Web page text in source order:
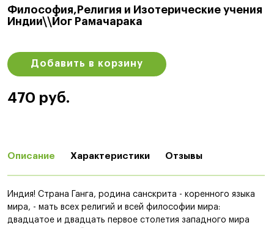
Философия,Религия и Изотерические учения
Индии\\Йог Рамачарака
Добавить в корзину
470 руб.
Описание Характеристики Отзывы
Индия! Страна Ганга, родина санскрита - коренного языка
мира, - мать всех религий и всей философии мира:
двадцатое и двадцать первое столетия западного мира